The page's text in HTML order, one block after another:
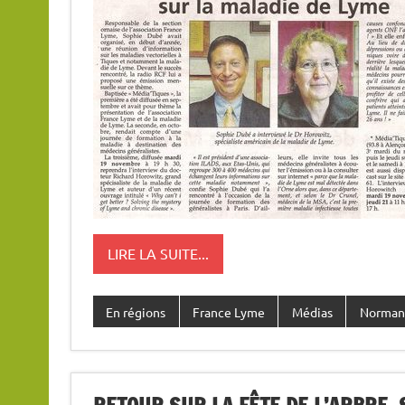
LIRE LA SUITE...
En régions France Lyme Médias